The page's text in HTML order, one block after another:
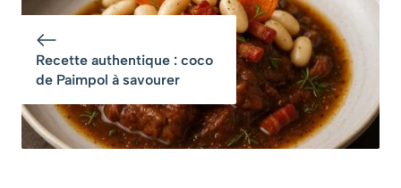
Recette authentique : coco
de Paimpol à savourer